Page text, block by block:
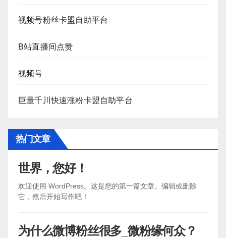
视频号粉丝卡盟自助平台
B站直播间点赞
视频号
巨量千川快速涨粉卡盟自助平台
热门文章
世界，您好！
欢迎使用 WordPress。这是您的第一篇文章。编辑或删除
它，然后开始写作吧！
为什么微博粉丝很多_微粉缘何众？